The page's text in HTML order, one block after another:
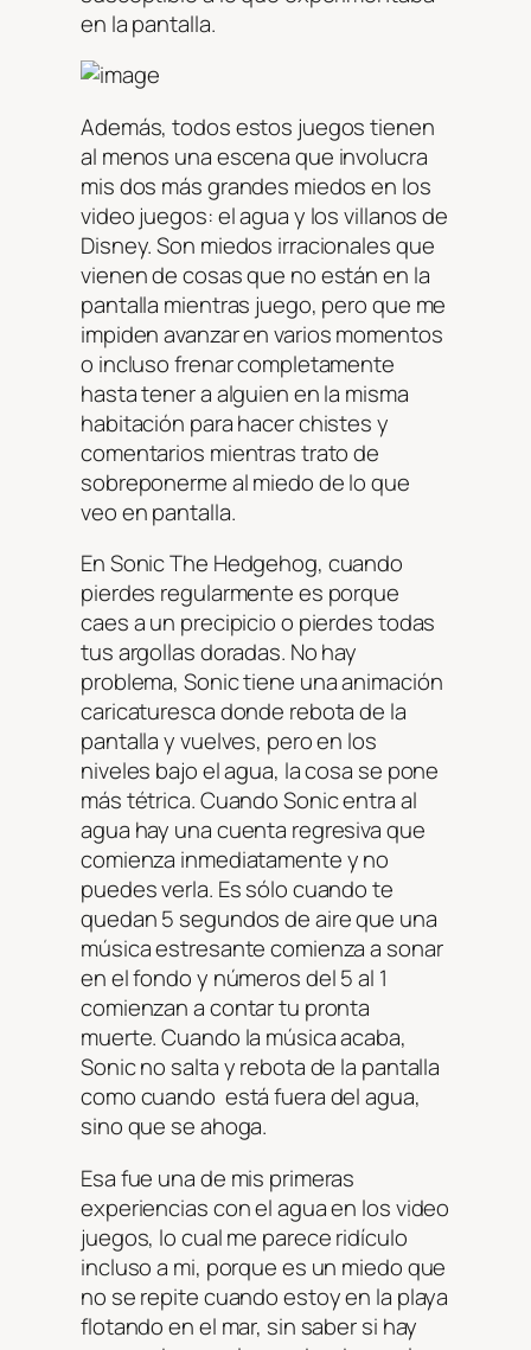
en la pantalla.
Además, todos estos juegos tienen
al menos una escena que involucra
mis dos más grandes miedos en los
video juegos: el agua y los villanos de
Disney. Son miedos irracionales que
vienen de cosas que no están en la
pantalla mientras juego, pero que me
impiden avanzar en varios momentos
o incluso frenar completamente
hasta tener a alguien en la misma
habitación para hacer chistes y
comentarios mientras trato de
sobreponerme al miedo de lo que
veo en pantalla.
En Sonic The Hedgehog, cuando
pierdes regularmente es porque
caes a un precipicio o pierdes todas
tus argollas doradas. No hay
problema, Sonic tiene una animación
caricaturesca donde rebota de la
pantalla y vuelves, pero en los
niveles bajo el agua, la cosa se pone
más tétrica. Cuando Sonic entra al
agua hay una cuenta regresiva que
comienza inmediatamente y no
puedes verla. Es sólo cuando te
quedan 5 segundos de aire que una
música estresante comienza a sonar
en el fondo y números del 5 al 1
comienzan a contar tu pronta
muerte. Cuando la música acaba,
Sonic no salta y rebota de la pantalla
como cuando está fuera del agua,
sino que se ahoga.
Esa fue una de mis primeras
experiencias con el agua en los video
juegos, lo cual me parece ridículo
incluso a mi, porque es un miedo que
no se repite cuando estoy en la playa
flotando en el mar, sin saber si hay